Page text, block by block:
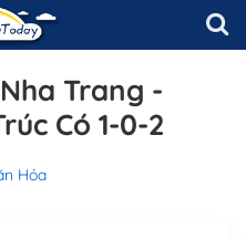
Trang -
Có 1-0-2
Hóa